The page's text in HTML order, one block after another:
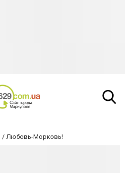
Любовь-Морковь!